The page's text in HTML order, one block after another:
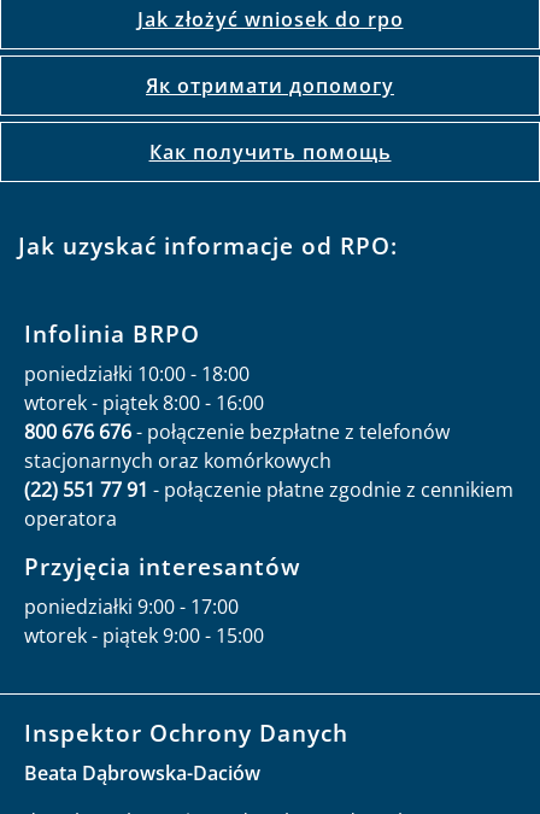
Jak złożyć wniosek do rpo
Як отримати допомогу
Как получить помощь
Jak uzyskać informacje od RPO:
Infolinia BRPO
poniedziałki 10:00 - 18:00
wtorek - piątek 8:00 - 16:00
800 676 676- połączenie bezpłatne z telefonów
stacjonarnych oraz komórkowych
(22) 551 77 91 - połączenie płatne zgodnie z cennikiem
operatora
Przyjęcia interesantów
poniedziałki 9:00 - 17:00
wtorek - piątek 9:00 - 15:00
Inspektor Ochrony Danych
Beata Dąbrowska-Daciów